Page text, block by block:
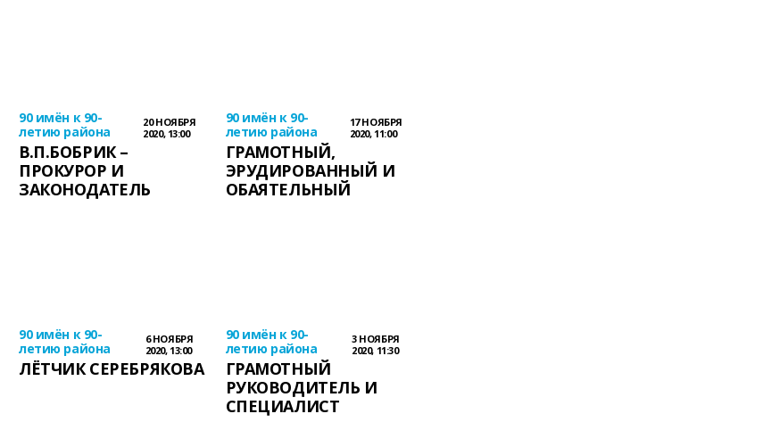
90 имён к 90-
летию района
20 НОЯБРЯ
2020, 13:00
В.П.БОБРИК –
ПРОКУРОР И
ЗАКОНОДАТЕЛЬ
90 имён к 90-
летию района
17 НОЯБРЯ
2020, 11:00
ГРАМОТНЫЙ,
ЭРУДИРОВАННЫЙ И
ОБАЯТЕЛЬНЫЙ
90 имён к 90-
летию района
6 НОЯБРЯ
2020, 13:00
ЛЁТЧИК СЕРЕБРЯКОВА
90 имён к 90-
летию района
3 НОЯБРЯ
2020, 11:30
ГРАМОТНЫЙ
РУКОВОДИТЕЛЬ И
СПЕЦИАЛИСТ